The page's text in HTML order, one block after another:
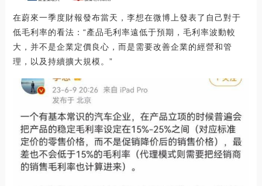
在蔚來一季度財報發布當天，李想在微博上發表了自己對于
低毛利率的看法：“產品毛利率遠低于預期，毛利率波動較
大，并不是企業定價良心，而是需要改善企業的經營和管
理，以及持續擴大規模。”